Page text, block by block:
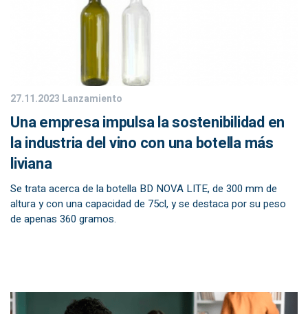
27.11.2023 Lanzamiento
Una empresa impulsa la sostenibilidad en
la industria del vino con una botella más
liviana
Se trata acerca de la botella BD NOVA LITE, de 300 mm de
altura y con una capacidad de 75cl, y se destaca por su peso
de apenas 360 gramos.